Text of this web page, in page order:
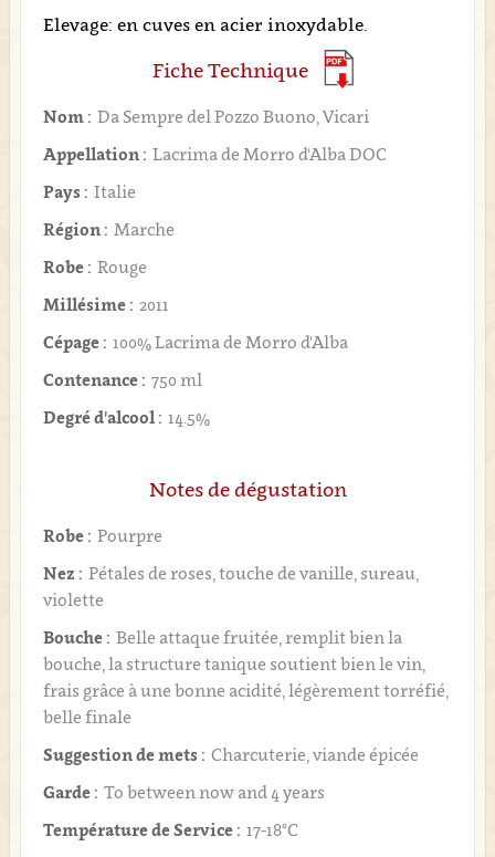
Elevage: en cuves en acier inoxydable.
Fiche Technique
Nom : Da Sempre del Pozzo Buono, Vicari
Appellation : Lacrima de Morro d'Alba DOC
Pays : Italie
Région : Marche
Robe : Rouge
Millésime : 2011
Cépage : 100% Lacrima de Morro d'Alba
Contenance : 750 ml
Degré d'alcool : 14.5%
Notes de dégustation
Robe : Pourpre
Nez : Pétales de roses, touche de vanille, sureau,
violette
Bouche : Belle attaque fruitée, remplit bien la
bouche, la structure tanique soutient bien le vin,
frais grâce à une bonne acidité, légèrement torréfié,
belle finale
Suggestion de mets : Charcuterie, viande épicée
Garde : To between now and 4 years
Température de Service : 17-18°C